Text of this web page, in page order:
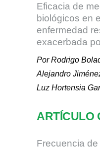
Eficacia de
biológicos en
enfermedad
exacerbada
Por Rodrigo
Alejandro
Luz Hortensia
ARTÍCULO
Frecuencia